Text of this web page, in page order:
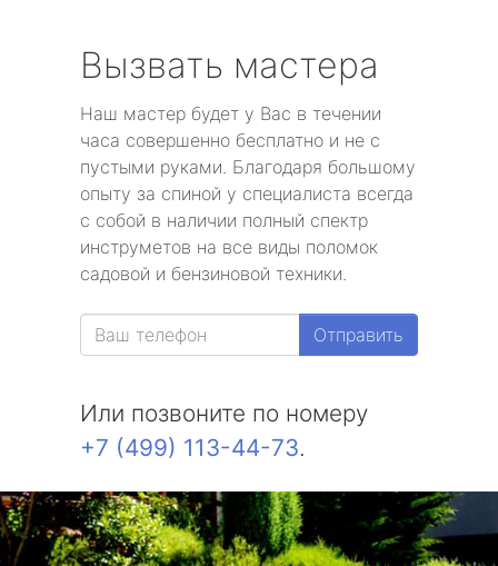
Вызвать мастера
Наш мастер будет у Вас в течении
часа совершенно бесплатно и не с
пустыми руками. Благодаря большому
опыту за спиной у специалиста всегда
с собой в наличии полный спектр
инструметов на все виды поломок
садовой и бензиновой техники.
Отправить
Или позвоните по номеру
+7 (499) 113-44-73.